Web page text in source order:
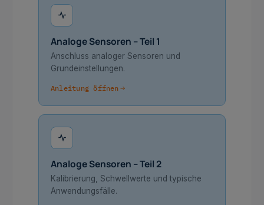
Analoge Sensoren – Teil 1
Anschluss analoger Sensoren und
Grundeinstellungen.
Anleitung öffnen
Analoge Sensoren – Teil 2
Kalibrierung, Schwellwerte und typische
Anwendungsfälle.